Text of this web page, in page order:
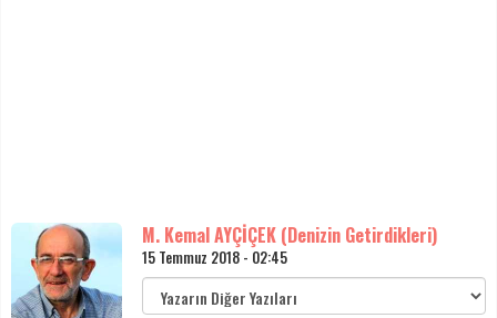
M. Kemal AYÇİÇEK (Denizin Getirdikleri)
15 Temmuz 2018 - 02:45